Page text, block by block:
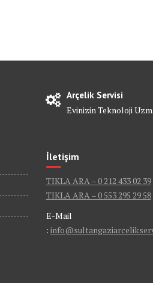
Arçelik Servisi
Evinizin Teknoloji
İletişim
TIKLA ARA – 0 212 433 02 39
TIKLA ARA – 0 553 295 29 58
E-Mail
: